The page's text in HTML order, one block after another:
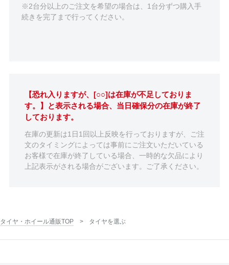
※2台分以上のご注文を希望の場合は、1台分ずつ購入手
続きを完了まで行ってください。
【恐れ入りますが、[○○]は在庫が不足しておりま
す。】と表示される場合、当日確保分の在庫が終了
しております。
在庫の更新は1日1回以上反映を行っておりますが、ご注
文のタイミングによっては事前にご注文いただいている
お客様で在庫が終了している場合、一時的な欠品により
上記表示がされる場合がございます。ご了承ください。
タイヤ・ホイール通販TOP タイヤを選ぶ